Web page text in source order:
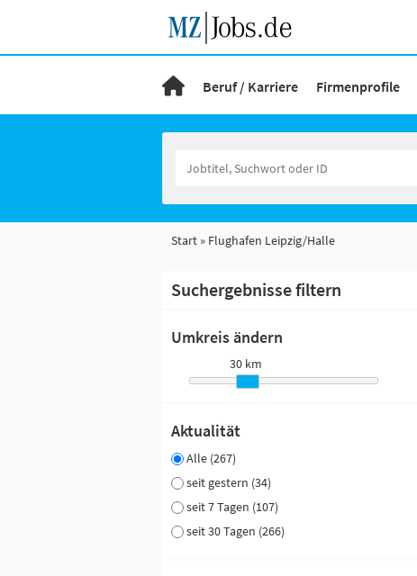
Beruf / Karriere Firmenprofile
Start Flughafen Leipzig/Halle
Suchergebnisse filtern
Umkreis ändern
30 km
Aktualität
Alle (267)
seit gestern (34)
seit 7 Tagen (107)
seit 30 Tagen (266)